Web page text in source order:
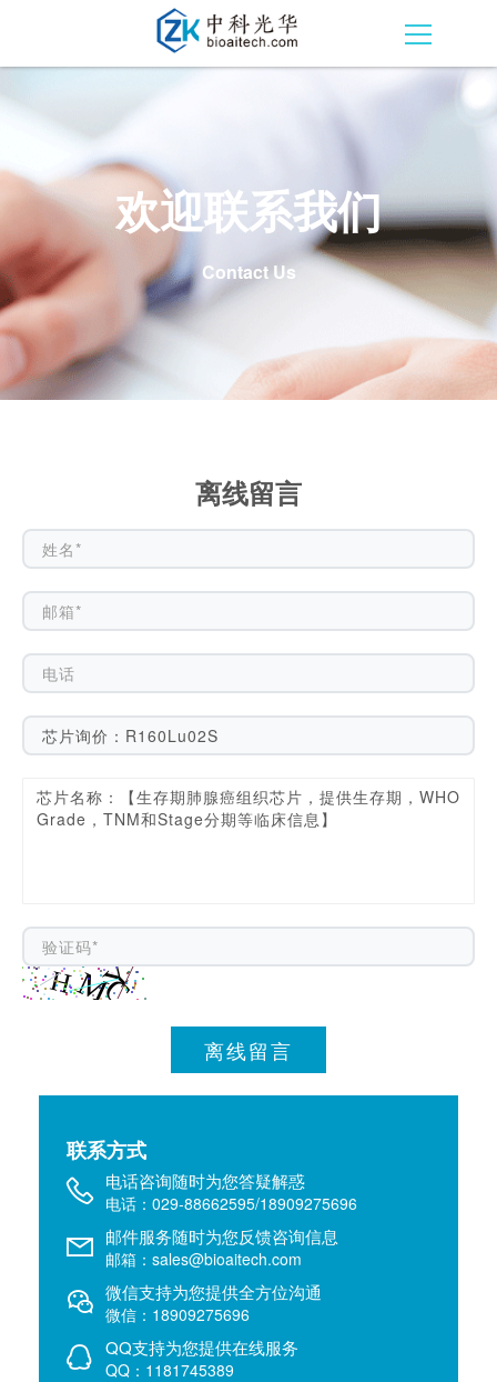
欢迎联系我们
Contact Us
离线留言
离线留言
联系方式
电话咨询随时为您答疑解惑
电话：029-88662595/18909275696
邮件服务随时为您反馈咨询信息
邮箱：sales@bioaitech.com
微信支持为您提供全方位沟通
微信：18909275696
QQ支持为您提供在线服务
QQ：1181745389